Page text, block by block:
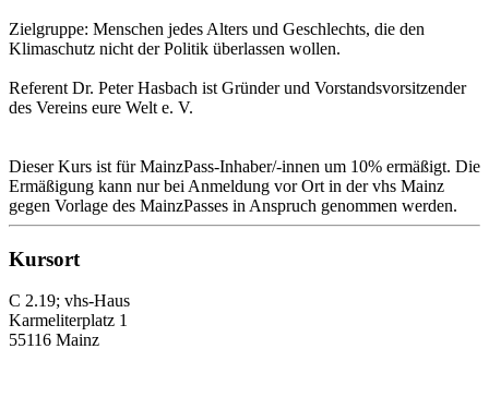
Zielgruppe: Menschen jedes Alters und Geschlechts, die den
Klimaschutz nicht der Politik überlassen wollen.
Referent Dr. Peter Hasbach ist Gründer und Vorstandsvorsitzender
des Vereins eure Welt e. V.
Dieser Kurs ist für MainzPass-Inhaber/-innen um 10% ermäßigt. Die
Ermäßigung kann nur bei Anmeldung vor Ort in der vhs Mainz
gegen Vorlage des MainzPasses in Anspruch genommen werden.
Kursort
C 2.19; vhs-Haus
Karmeliterplatz 1
55116 Mainz